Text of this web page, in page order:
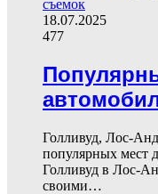
18.07.2025
477
Голливуд, Лос-
популярных мест
Голливуд в Лос-
своими…